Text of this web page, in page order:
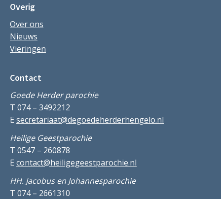
Overig
Over ons
Nieuws
Vieringen
Contact
Goede Herder parochie
T 074 – 3492212
E secretariaat@degoedeherderhengelo.nl
Heilige Geestparochie
T 0547 – 260878
E contact@heiligegeestparochie.nl
HH. Jacobus en Johannesparochie
T 074 – 2661310